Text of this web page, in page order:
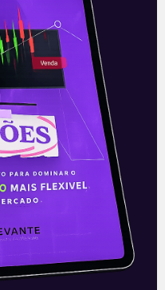
E EU COM ISSO
de